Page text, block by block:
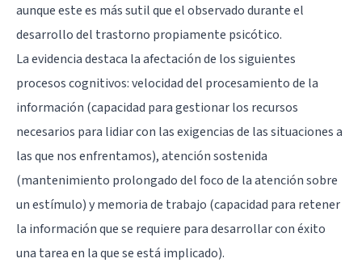
aunque este es más sutil que el observado durante el
desarrollo del trastorno propiamente psicótico.
La evidencia destaca la afectación de los siguientes
procesos cognitivos: velocidad del procesamiento de la
información (capacidad para gestionar los recursos
necesarios para lidiar con las exigencias de las situaciones a
las que nos enfrentamos), atención sostenida
(mantenimiento prolongado del foco de la atención sobre
un estímulo) y memoria de trabajo (capacidad para retener
la información que se requiere para desarrollar con éxito
una tarea en la que se está implicado).